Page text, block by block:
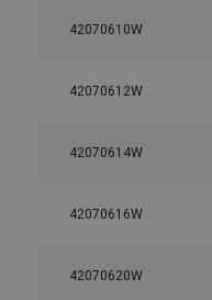
42070610W
42070612W
42070614W
42070616W
42070620W